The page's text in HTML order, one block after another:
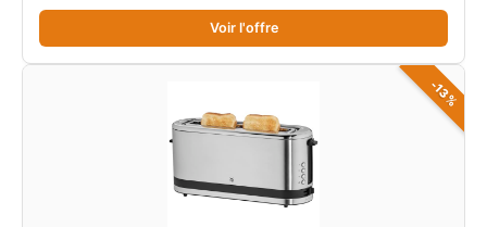
Voir l'offre
-13%